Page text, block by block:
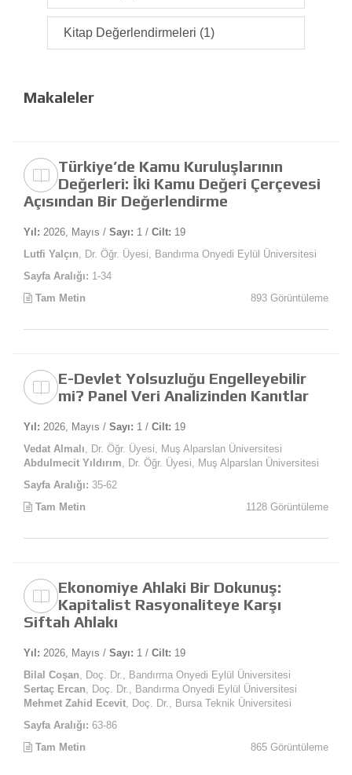
Kitap Değerlendirmeleri (1)
Makaleler
Türkiye’de Kamu Kuruluşlarının
Değerleri: İki Kamu Değeri Çerçevesi
Açısından Bir Değerlendirme
Yıl: 2026, Mayıs / Sayı: 1 / Cilt: 19
Lutfi Yalçın, Dr. Öğr. Üyesi, Bandırma Onyedi Eylül Üniversitesi
Sayfa Aralığı: 1-34
Tam Metin
893 Görüntüleme
E-Devlet Yolsuzluğu Engelleyebilir
mi? Panel Veri Analizinden Kanıtlar
Yıl: 2026, Mayıs / Sayı: 1 / Cilt: 19
Vedat Almalı, Dr. Öğr. Üyesi, Muş Alparslan Üniversitesi
Abdulmecit Yıldırım, Dr. Öğr. Üyesi, Muş Alparslan Üniversitesi
Sayfa Aralığı: 35-62
Tam Metin
1128 Görüntüleme
Ekonomiye Ahlaki Bir Dokunuş:
Kapitalist Rasyonaliteye Karşı
Siftah Ahlakı
Yıl: 2026, Mayıs / Sayı: 1 / Cilt: 19
Bilal Coşan, Doç. Dr., Bandırma Onyedi Eylül Üniversitesi
Sertaç Ercan, Doç. Dr., Bandırma Onyedi Eylül Üniversitesi
Mehmet Zahid Ecevit, Doç. Dr., Bursa Teknik Üniversitesi
Sayfa Aralığı: 63-86
Tam Metin
865 Görüntüleme